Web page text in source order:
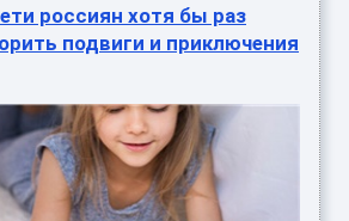
россиян хотя бы раз
подвиги и приключения